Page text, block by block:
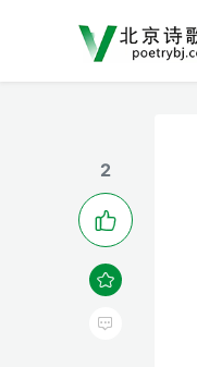
2


